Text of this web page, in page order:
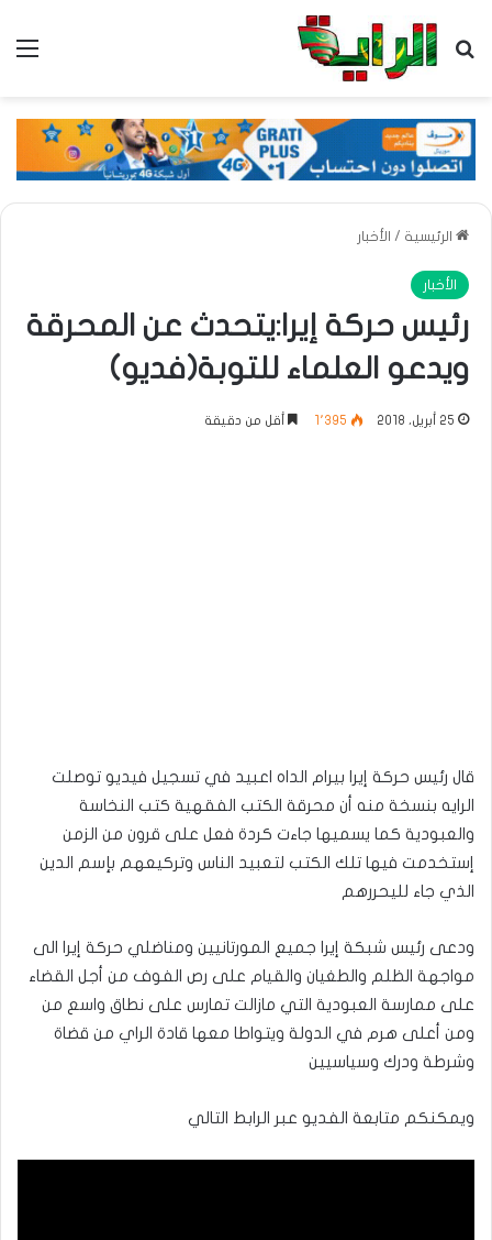
بحث عن
الرئيسية / الأخبار
الأخبار
رئيس حركة إيرا:يتحدث عن المحرقة
ويدعو العلماء للتوبة(فديو)
25 أبريل، 2018 1٬395 أقل من دقيقة
قال رئيس حركة إيرا بيرام الداه اعبيد في تسجيل فيديو توصلت
الرايه بنسخة منه أن محرقة الكتب الفقهية كتب النخاسة
والعبودية كما يسميها جاءت كردة فعل على قرون من الزمن
إستخدمت فيها تلك الكتب لتعبيد الناس وتركيعهم بإسم الدين
الذي جاء لليحررهم
ودعى رئيس شبكة إيرا جميع المورتانيين ومناضلي حركة إيرا الى
مواجهة الظلم والطغيان والقيام على رص الفوف من أجل القضاء
على ممارسة العبودية التي مازالت تمارس على نطاق واسع من
ومن أعلى هرم في الدولة ويتواطا معها قادة الراي من قضاة
وشرطة ودرك وسياسيين
ويمكنكم متابعة الفديو عبر الرابط التالي